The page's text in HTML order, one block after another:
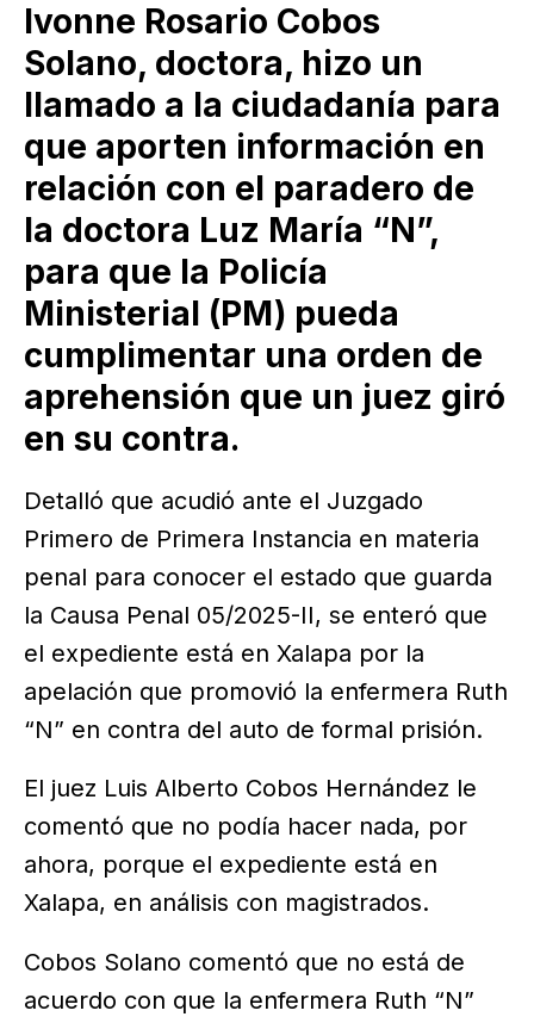
Ivonne Rosario Cobos
Solano, doctora, hizo un
llamado a la ciudadanía para
que aporten información en
relación con el paradero de
la doctora Luz María “N”,
para que la Policía
Ministerial (PM) pueda
cumplimentar una orden de
aprehensión que un juez giró
en su contra.
Detalló que acudió ante el Juzgado
Primero de Primera Instancia en materia
penal para conocer el estado que guarda
la Causa Penal 05/2025-II, se enteró que
el expediente está en Xalapa por la
apelación que promovió la enfermera Ruth
“N” en contra del auto de formal prisión.
El juez Luis Alberto Cobos Hernández le
comentó que no podía hacer nada, por
ahora, porque el expediente está en
Xalapa, en análisis con magistrados.
Cobos Solano comentó que no está de
acuerdo con que la enfermera Ruth “N”